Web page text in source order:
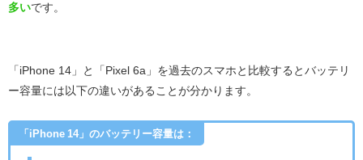
多いです。
「iPhone 14」と「Pixel 6a」を過去のスマホと比較するとバッテリ
ー容量には以下の違いがあることが分かります。
「iPhone 14」のバッテリー容量は：